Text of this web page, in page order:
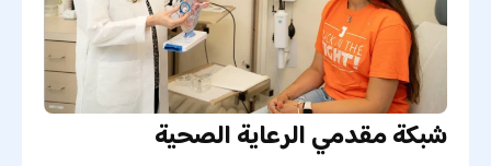
شبكة مقدمي الرعاية الصحية